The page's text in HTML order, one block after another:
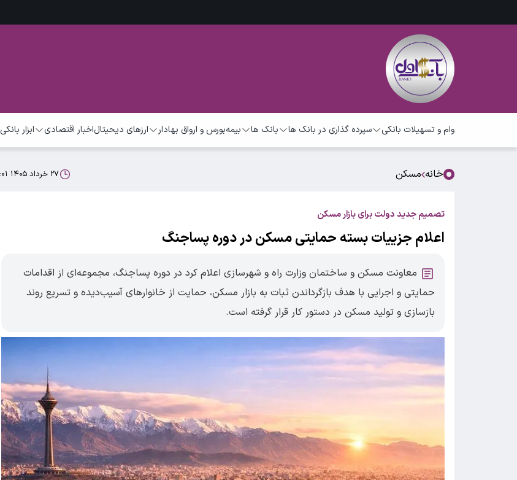
وام و تسهیلات بانکی سپرده گذاری در بانک ها بانک ها بیمهبورس و ارواق بهادار ارزهای دیحیتالاخبار اقتصادی ابزار بانکی
خانه مسکن ۲۷ خرداد ۱۴۰۵ ۱۳:۰۱
تصمیم جدید دولت برای بازار مسکن
اعلام جزییات بسته حمایتی مسکن در دوره پساجنگ
معاونت مسکن و ساختمان وزارت راه و شهرسازی اعلام کرد در دوره پساجنگ، مجموعه‌ای از اقدامات
حمایتی و اجرایی با هدف بازگرداندن ثبات به بازار مسکن، حمایت از خانوار‌های آسیب‌دیده و تسریع روند
بازسازی و تولید مسکن در دستور کار قرار گرفته است.